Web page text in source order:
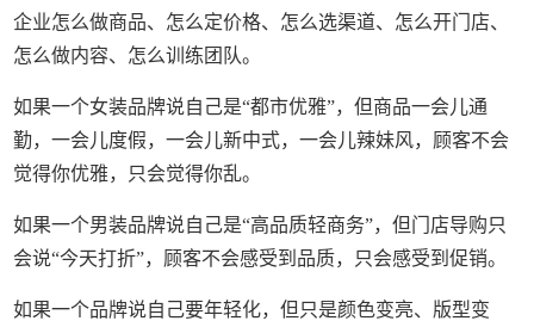
企业怎么做商品、怎么定价格、怎么选渠道、怎么开门店、
怎么做内容、怎么训练团队。
如果一个女装品牌说自己是“都市优雅”，但商品一会儿通
勤，一会儿度假，一会儿新中式，一会儿辣妹风，顾客不会
觉得你优雅，只会觉得你乱。
如果一个男装品牌说自己是“高品质轻商务”，但门店导购只
会说“今天打折”，顾客不会感受到品质，只会感受到促销。
如果一个品牌说自己要年轻化，但只是颜色变亮、版型变